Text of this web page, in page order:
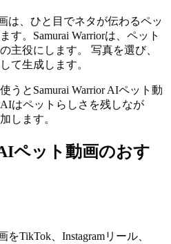
は、ひと目でネタが伝わるペッ
す。Samurai Warriorは、ペット
主役にします。 写真を選び、
て生成します。
うとSamurai Warrior AIペット動
はペットらしさを残しなが
します。
ペット動画のおす
をTikTok、Instagramリール、